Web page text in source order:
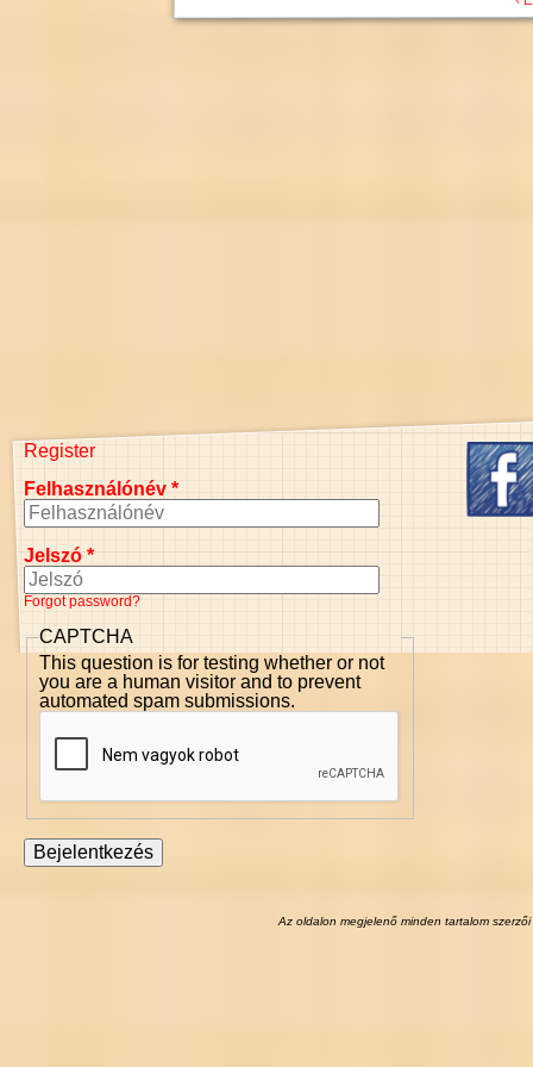
Register
Felhasználónév *
Jelszó *
Forgot password?
CAPTCHA
This question is for testing whether or not
you are a human visitor and to prevent
automated spam submissions.
Az oldalon megjelenő minden tartalom